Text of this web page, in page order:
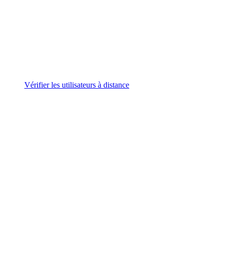
Vérifier les utilisateurs à distance